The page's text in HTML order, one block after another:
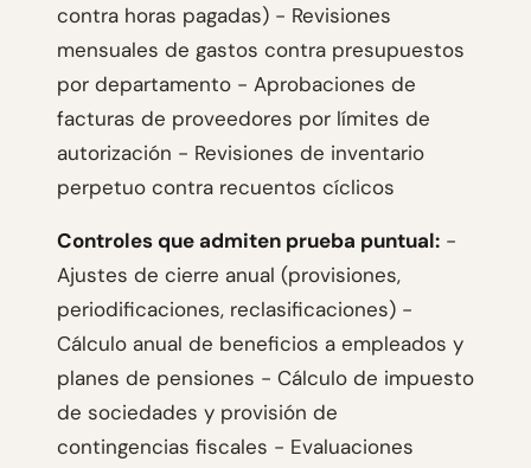
contra horas pagadas) - Revisiones
mensuales de gastos contra presupuestos
por departamento - Aprobaciones de
facturas de proveedores por límites de
autorización - Revisiones de inventario
perpetuo contra recuentos cíclicos
Controles que admiten prueba puntual: -
Ajustes de cierre anual (provisiones,
periodificaciones, reclasificaciones) -
Cálculo anual de beneficios a empleados y
planes de pensiones - Cálculo de impuesto
de sociedades y provisión de
contingencias fiscales - Evaluaciones